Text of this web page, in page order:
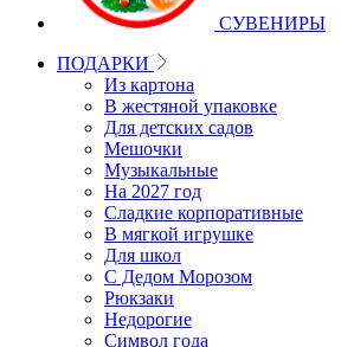
СУВЕНИРЫ
ПОДАРКИ
Из картона
В жестяной упаковке
Для детских садов
Мешочки
Музыкальные
На 2027 год
Сладкие корпоративные
В мягкой игрушке
Для школ
С Дедом Морозом
Рюкзаки
Недорогие
Символ года